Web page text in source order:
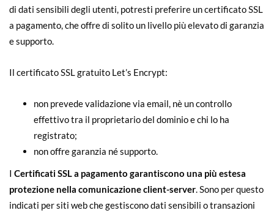
di dati sensibili degli utenti, potresti preferire un certificato SSL
a pagamento, che offre di solito un livello più elevato di garanzia
e supporto.
Il certificato SSL gratuito Let’s Encrypt:
non prevede validazione via email, nè un controllo
effettivo tra il proprietario del dominio e chi lo ha
registrato;
non offre garanzia né supporto.
I Certificati SSLa pagamento garantiscono una più estesa
protezione nella comunicazione client-server. Sono per questo
indicati per siti web che gestiscono dati sensibili o transazioni